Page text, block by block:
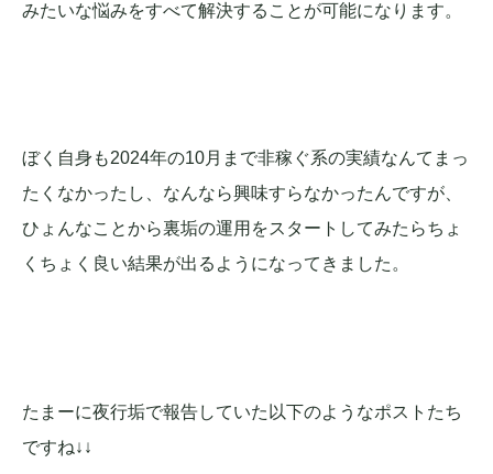
みたいな悩みをすべて解決することが可能になります。
ぼく自身も2024年の10月まで非稼ぐ系の実績なんてまっ
たくなかったし、なんなら興味すらなかったんですが、
ひょんなことから裏垢の運用をスタートしてみたらちょ
くちょく良い結果が出るようになってきました。
たまーに夜行垢で報告していた以下のようなポストたち
ですね↓↓